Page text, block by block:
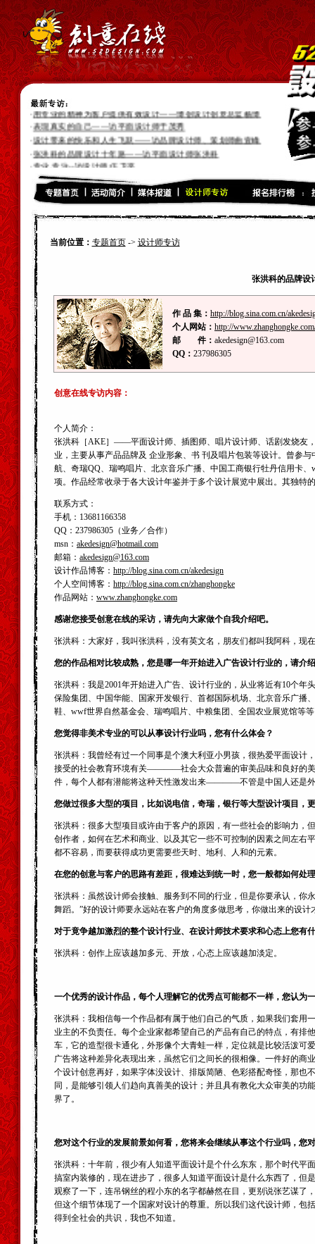
·付出了才会有收获--访设计师张帅
·灵感源于生活，生活丰富设计灵感--访设计师肖国银
·“平凡中的不平凡”——访包装设计师王瑜
·用专业的精神为客户提供有效设计——博创设计创意总监杨博
·表现真实的自己——访平面设计师于茂秀
·设计带来的快乐和人生飞跃——访品牌设计师、策划师曲壹峰
·张洪科的品牌设计十年路——访平面设计师张洪科
·专业,专注--访设计师:伍卫平
·引导用户追求更高的潮流时尚风向标--访互动设计师“谢荣光”
朝着光的方向就会到达目的地--访插画设计师“Tonyc”
好的设计需要好的沟通--访设计师“徐国君”
·灵感来源与勤奋的获取--访插画设计师“赵悦”
·寂寞行走，奇幻旅程--插画设计师“大卫卡森”
当前位置： 专题首页-> 设计师专访
张洪科的品牌
作 品 集： http://blog.sina.com.cn/
个人网站： http://
邮 件： akedesign@163.com
QQ： 237986305
创意在线专访内容：
个人简介：
张洪科［AKE］——平面设计师、插图师、唱片设计师、话剧发烧友
业，主要从事产品品牌及 企业形象、书 刊及唱片包装等设计。曾参
航、奇瑞QQ、瑞鸣唱片、北京音乐广播、中国工商银行牡丹信用卡
项。作品经常收录于各大设计年鉴并于多个设计展览中展出。其独特
联系方式：
手机：13681166358
QQ：237986305（业务／合作）
msn： akedesign@hotmail.com
邮箱： akedesign@163.com
设计作品博客： http://blog.sina.com.cn/akedesign
个人空间博客： http://blog.sina.com.cn/zhanghongke
作品网站： www.zhanghongke.com
感谢您接受创意在线的采访，请先向大家做个自我介绍吧。
张洪科：大家好，我叫张洪科，没有英文名，朋友们都叫我阿科，现
您的作品相对比较成熟，您是哪一年开始进入广告设计行业的，请介
张洪科：我是2001年开始进入广告、设计行业的，从业将近有10个
保险集团、中国华能、国家开发银行、首都国际机场、北京音乐广播
鞋、wwf世界自然基金会、瑞鸣唱片、中粮集团、全国农业展览馆等
您觉得非美术专业的可以从事设计行业吗，您有什么体会？
张洪科：我曾经有过一个同事是个澳大利亚小男孩，很热爱平面设计
接受的社会教育环境有关————社会大众普遍的审美品味和良好的美
件，每个人都有潜能将这种天性激发出来————不管是中国人还是
您做过很多大型的项目，比如说电信，奇瑞，银行等大型设计项目，
张洪科：很多大型项目或许由于客户的原因，有一些社会的影响力，
创作者，如何在艺术和商业、以及其它一些不可控制的因素之间左右
都不容易，而要获得成功更需要些天时、地利、人和的元素。
在您的创意与客户的思路有差距，很难达到统一时，您一般都如何处
张洪科：虽然设计师会接触、服务到不同的行业，但是你要承认，你
舞蹈。”好的设计师要永远站在客户的角度多做思考，你做出来的设
对于竟争越加激烈的整个设计行业、在设计师技术要求和心态上您有
张洪科：创作上应该越加多元、开放，心态上应该越加淡定。
一个优秀的设计作品，每个人理解它的优秀点可能都不一样，您认为
张洪科：我相信每一个作品都有属于他们自己的气质，如果我们套用
业主的不负责任。每个企业家都希望自己的产品有自己的特点，有排
车，它的造型很卡通化，外形像个大青蛙一样，定位就是比较活泼可
广告将这种差异化表现出来，虽然它们之间长的很相像。一件好的
个设计创意再好，如果字体没设计、排版简陋、色彩搭配奇怪，那也
同，是能够引领人们趋向真善美的设计；并且具有教化大众审美的
界了。
您对这个行业的发展前景如何看，您将来会继续从事这个行业吗，您
张洪科：十年前，很少有人知道平面设计是个什么东东，那个时代平
搞室内装修的，现在进步了，很多人知道平面设计是什么东西了，但
观察了一下，连吊钢丝的程小东的名字都赫然在目，更别说张艺谋
但这个细节体现了一个国家对设计的尊重。所以我们这代设计师，包
得到全社会的共识，我也不知道。